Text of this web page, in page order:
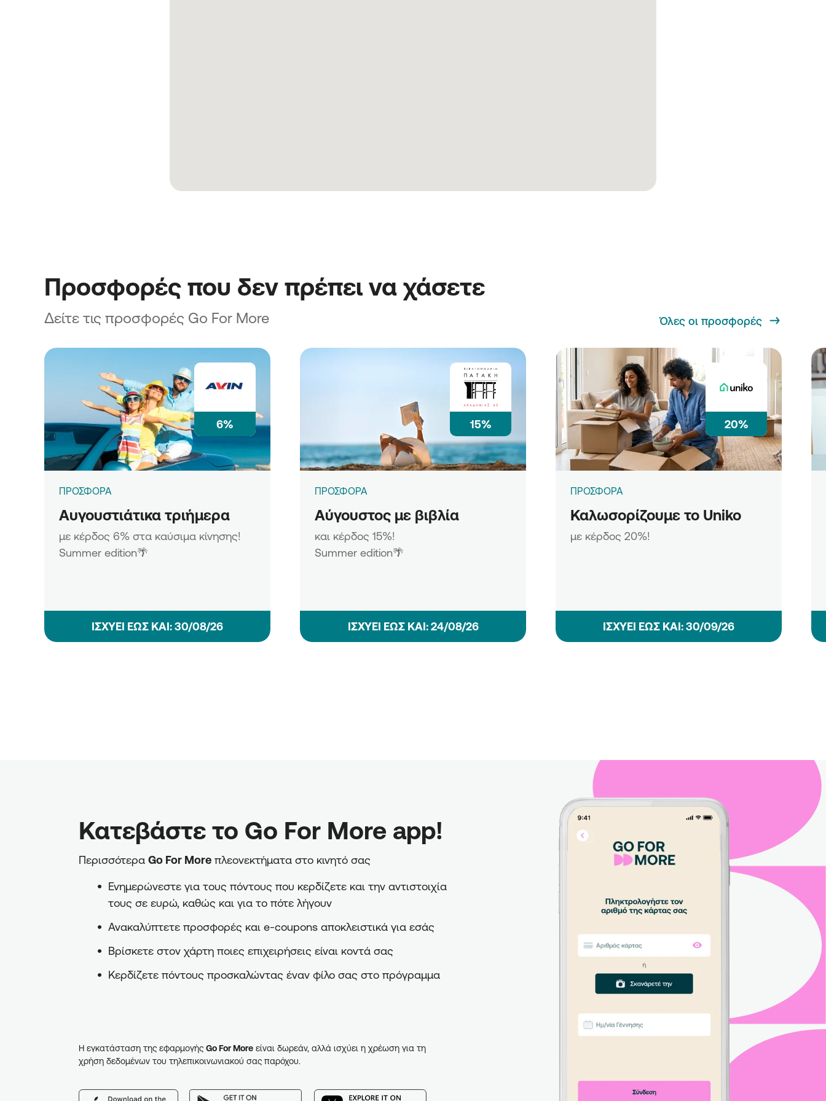
Προσφορές που δεν πρέπει να χάσετε
Δείτε τις προσφορές Go For More Όλες οι προσφορές
6%
ΠΡΟΣΦΟΡΑ
Αυγουστιάτικα τριήμερα
με κέρδος 6% στα καύσιμα κίνησης!
Summer edition🌴
ΙΣΧΥΕΙ ΕΩΣ ΚΑΙ: 30/08/26
15%
ΠΡΟΣΦΟΡΑ
Αύγουστος με βιβλία
και κέρδος 15%!
Summer edition🌴
ΙΣΧΥΕΙ ΕΩΣ ΚΑΙ: 24/08/26
20%
ΠΡΟΣΦΟΡΑ
Καλωσορίζουμε το Uniko
με κέρδος 20%!
ΙΣΧΥΕΙ ΕΩΣ ΚΑΙ: 30/09/26
Κατεβάστε το Go For More app!
Περισσότερα Go For More πλεονεκτήματα στο κινητό σας
Ενημερώνεστε για τους πόντους που κερδίζετε και την αντιστοιχία
τους σε ευρώ, καθώς και για το πότε λήγουν
Ανακαλύπτετε προσφορές και e-coupons αποκλειστικά για εσάς
Βρίσκετε στον χάρτη ποιες επιχειρήσεις είναι κοντά σας
Κερδίζετε πόντους προσκαλώντας έναν φίλο σας στο πρόγραμμα
Η εγκατάσταση της εφαρμογής Go For More είναι δωρεάν, αλλά ισχύει η χρέωση για τη
χρήση δεδομένων του τηλεπικοινωνιακού σας παρόχου.